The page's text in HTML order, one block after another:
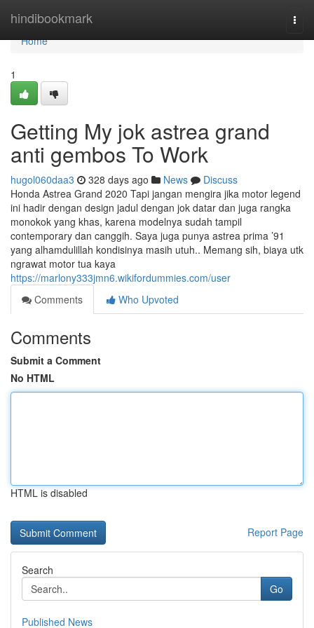
hindibookmark
Home
Home
1
Getting My jok astrea grand
anti gembos To Work
hugol060daa3 328 days ago News
Discuss
Honda Astrea Grand 2020 Tapi jangan mengira jika motor legend
ini hadir dengan design jadul dengan jok datar dan juga rangka
monokok yang khas, karena modelnya sudah tampil
contemporary dan canggih. Saya juga punya astrea prima ’91
yang alhamdulillah kondisinya masih utuh.. Memang sih, biaya utk
ngrawat motor tua kaya
https://marlony333jmn6.wikifordummies.com/user
Comments
Who Upvoted
Comments
Submit a Comment
No HTML
HTML is disabled
Report Page
Search
Go
Published News